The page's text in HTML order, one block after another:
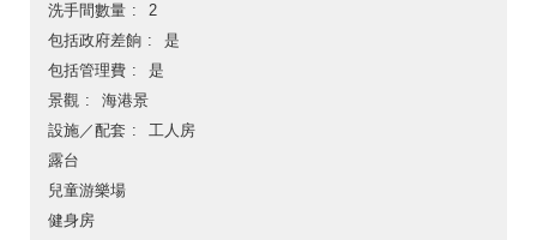
洗手間數量
2
包括政府差餉
是
包括管理費
是
景觀
海港景
設施／配套
工人房
露台
兒童游樂場
健身房